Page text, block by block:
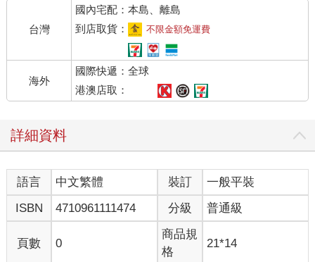
台灣
國內宅配：本島、離島
到店取貨：
不限金額免運費
海外
國際快遞：全球
港澳店取：
詳細資料
語言 中文繁體 裝訂
一般平裝
ISBN
4710961111474 分級 普通級
頁數 0
商品規
格
21*14